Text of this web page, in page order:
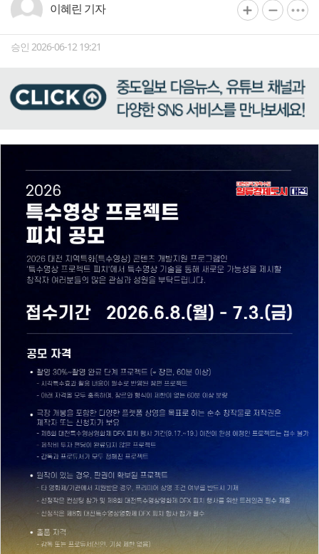
이혜린 기자
승인 2026-06-12 19:21